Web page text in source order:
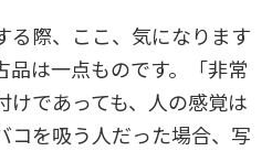
る際、ここ、気になります
品は一点ものです。「非常
けであっても、人の感覚は
コを吸う人だった場合、写